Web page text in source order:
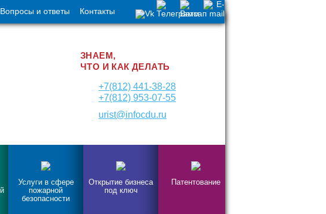
Вопросы и ответы Контакты
ЗНАЕМ,
ЧТО И КАК ДЕЛАТЬ
+7(812) 441-38-28
+7(812) 953-07-55
urist@infocdu.ru
Услуги в сфере
пожарной
безопасности
Открытие бизнеса
под ключ
Патентование